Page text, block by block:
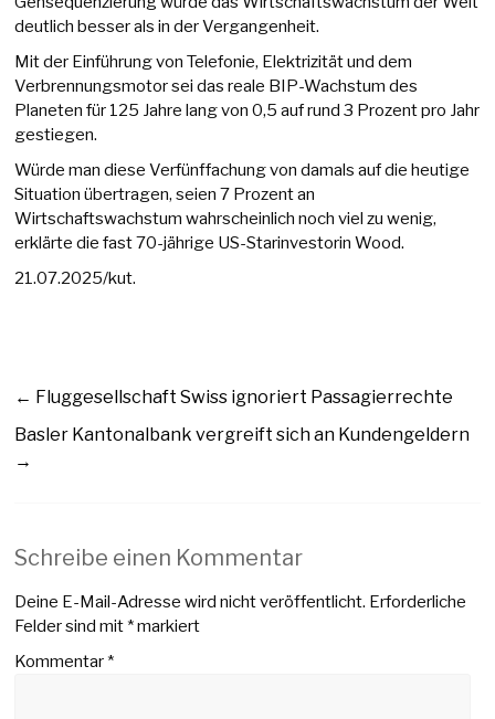
deutlich besser als in der Vergangenheit.
Mit der Einführung von Telefonie, Elektrizität und dem
Verbrennungsmotor sei das reale BIP-Wachstum des
Planeten für 125 Jahre lang von 0,5 auf rund 3 Prozent pro Jahr
gestiegen.
Würde man diese Verfünffachung von damals auf die heutige
Situation übertragen, seien 7 Prozent an
Wirtschaftswachstum wahrscheinlich noch viel zu wenig,
erklärte die fast 70-jährige US-Starinvestorin Wood.
21.07.2025/kut.
← Fluggesellschaft Swiss ignoriert Passagierrechte
Basler Kantonalbank vergreift sich an Kundengeldern
→
Schreibe einen Kommentar
Deine E-Mail-Adresse wird nicht veröffentlicht. Erforderliche
Felder sind mit*markiert
Kommentar*